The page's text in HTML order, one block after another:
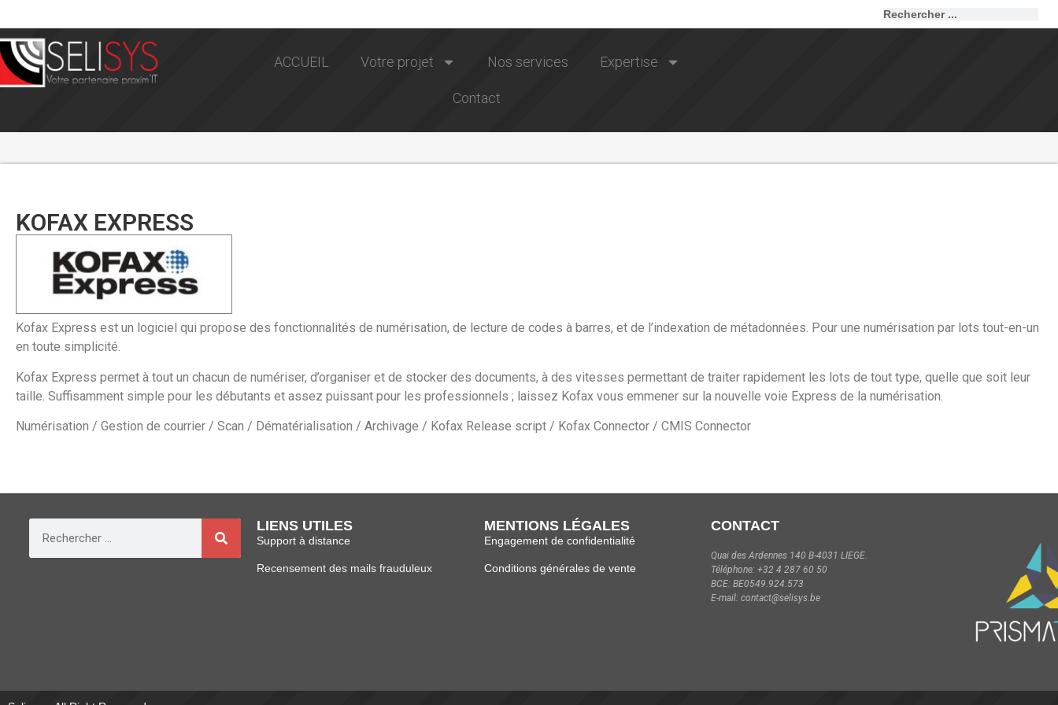
ACCUEIL Votre projet Nos services Expertise
Contact
KOFAX EXPRESS
Kofax Express est un logiciel qui propose des fonctionnalités de numérisation, de lecture de codes à barres, et de l’indexation de métadonnées. Pour une numérisation par lots tout-en-un
en toute simplicité.
Kofax Express permet à tout un chacun de numériser, d’organiser et de stocker des documents, à des vitesses permettant de traiter rapidement les lots de tout type, quelle que soit leur
taille. Suffisamment simple pour les débutants et assez puissant pour les professionnels ; laissez Kofax vous emmener sur la nouvelle voie Express de la numérisation.
Numérisation / Gestion de courrier / Scan / Dématérialisation / Archivage / Kofax Release script / Kofax Connector / CMIS Connector
LIENS UTILES
Support à distance
Recensement des mails frauduleux
MENTIONS LÉGALES
Engagement de confidentialité
Conditions générales de vente
CONTACT
Quai des Ardennes 140 B-4031 LIEGE.
Téléphone: +32 4 287 60 50
BCE: BE0549.924.573
E-mail: contact@selisys.be